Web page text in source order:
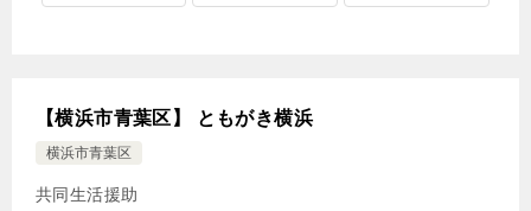
【横浜市青葉区】 ともがき横浜
横浜市青葉区
共同生活援助